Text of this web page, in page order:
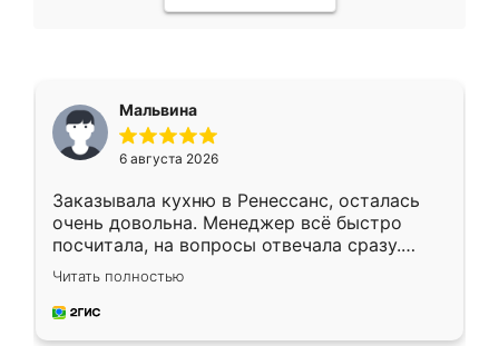
Мальвина
6 августа 2026
Заказывала кухню в Ренессанс, осталась
очень довольна. Менеджер всё быстро
посчитала, на вопросы отвечала сразу.
Замерщик приехал в субботу, подошёл к
делу со всей ответственностью. Собрали
за день, ребята работали аккуратно, даже
Читать полностью